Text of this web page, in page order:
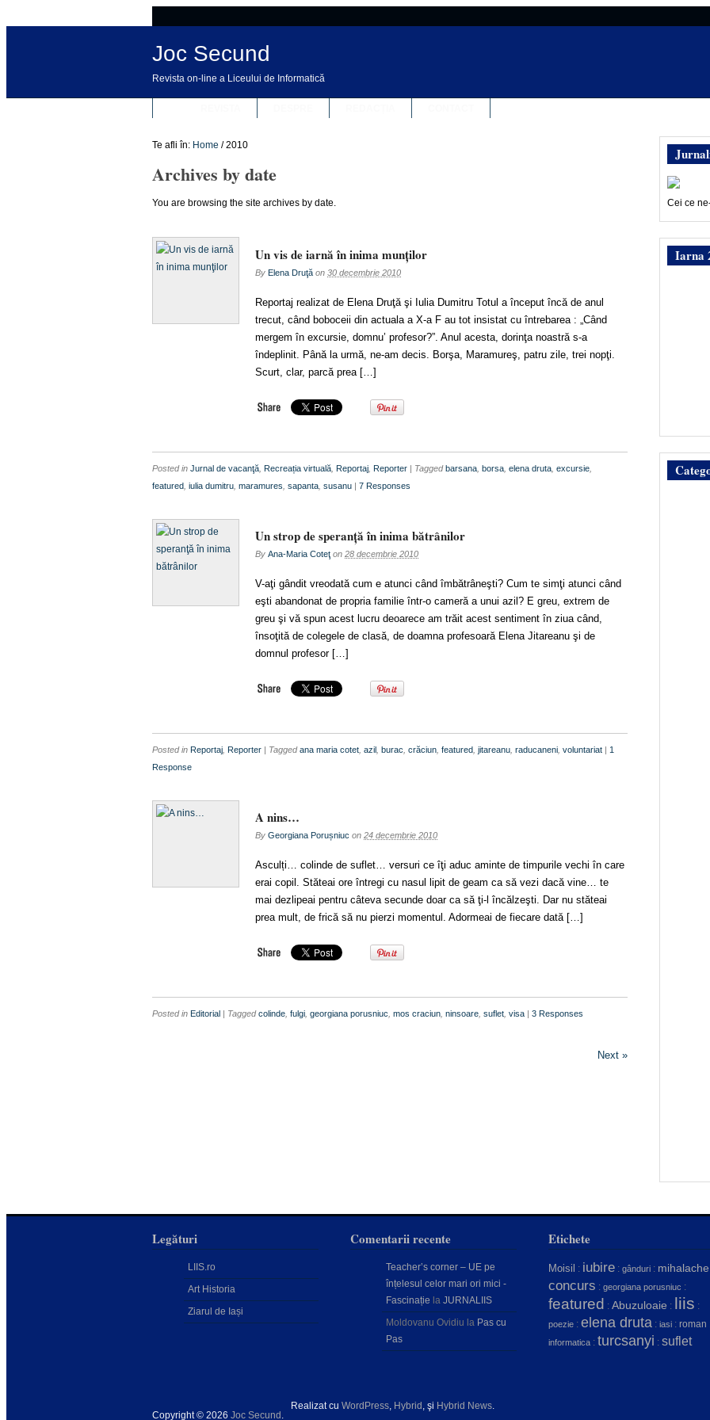
Joc Secund
Revista on-line a Liceului de Informatică
Te afli în: Home / 2010
Archives by date
You are browsing the site archives by date.
Un vis de iarnă în inima munţilor
By Elena Druţă on 30 decembrie 2010
Reportaj realizat de Elena Druţă şi Iulia Dumitru Totul a început încă de anul
trecut, când boboceii din actuala a X-a F au tot insistat cu întrebarea : „Când
mergem în excursie, domnu’ profesor?”. Anul acesta, dorinţa noastră s-a
îndeplinit. Până la urmă, ne-am decis. Borşa, Maramureş, patru zile, trei nopţi.
Scurt, clar, parcă prea […]
Posted in Jurnal de vacanţă Recreația virtuală Reportaj Reporter | Taggedbarsana borsa elena druta excursie
featured iulia dumitru maramures sapanta susanu | 7 Responses
Un strop de speranţă în inima bătrânilor
By Ana-Maria Coteţ on 28 decembrie 2010
V-aţi gândit vreodată cum e atunci când îmbătrâneşti? Cum te simţi atunci când
eşti abandonat de propria familie într-o cameră a unui azil? E greu, extrem de
greu şi vă spun acest lucru deoarece am trăit acest sentiment în ziua când,
însoţită de colegele de clasă, de doamna profesoară Elena Jitareanu şi de
domnul profesor […]
Posted in Reportaj Reporter | Taggedana maria cotet azil burac crăciun featured jitareanu raducaneni voluntariat | 1
Response
A nins…
By Georgiana Porușniuc on 24 decembrie 2010
Asculți… colinde de suflet… versuri ce îţi aduc aminte de timpurile vechi în care
erai copil. Stăteai ore întregi cu nasul lipit de geam ca să vezi dacă vine… te
mai dezlipeai pentru câteva secunde doar ca să ţi-l încălzeşti. Dar nu stăteai
prea mult, de frică să nu pierzi momentul. Adormeai de fiecare dată […]
Posted in Editorial | Taggedcolinde fulgi georgiana porusniuc mos craciun ninsoare suflet visa | 3 Responses
Next »
Cei ce
Iarna
Legături
LIIS.ro
Art Historia
Ziarul de Iași
Comentarii recente
Teacher’s corner – UE pe
înțelesul celor mari ori mici -
Fascinație la JURNALIIS
Moldovanu Ovidiu la Pas cu
Pas
Etichete
Moisil : iubire : gânduri : mihalache
concurs : georgiana porusniuc :
featured : Abuzuloaie : liis :
poezie : elena druta : iasi : roman
informatica : turcsanyi : suflet
Copyright © 2026 Joc Secund .
Realizat cu WordPress, Hybrid , şi Hybrid News.